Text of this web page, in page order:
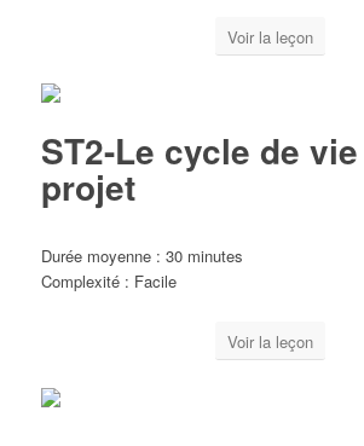
Voir la leçon
ST2-Le cycle de
projet
Durée moyenne : 30 minutes
Complexité : Facile
Voir la leçon